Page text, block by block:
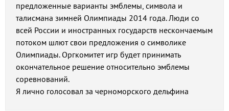
предложенные варианты эмблемы, символа и
талисмана зимней Олимпиады 2014 года. Люди со
всей России и иностранных государств нескончаемым
потоком шлют свои предложения о символике
Олимпиады. Оргкомитет игр будет принимать
окончательное решение относительно эмблемы
соревнований.
Я лично голосовал за черноморского дельфина